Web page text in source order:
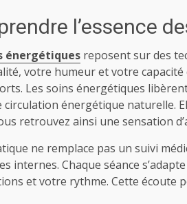
l’essence
énergétiques reposent sur des
votre humeur et votre capacité
Les soins énergétiques
circulation énergétique naturelle.
retrouvez ainsi une sensation
ne remplace pas un suivi
internes. Chaque séance
et votre rythme. Cette écoute